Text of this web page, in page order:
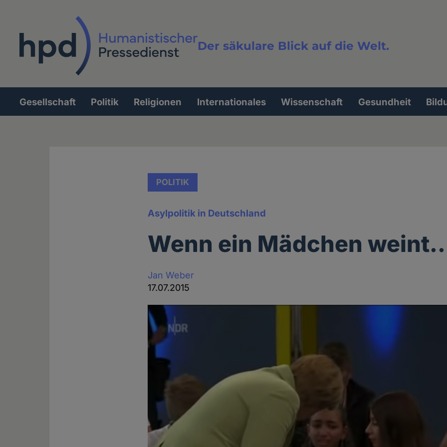
Der säkulare Blick auf die Welt.
Volltextsuche
Hauptnavigation
Gesellschaft Politik Religionen Internationales Wissenschaft Gesundheit
POLITIK
Asylpolitik in Deutschland
Wenn ein Mädchen
Jan Weber
17.07.2015